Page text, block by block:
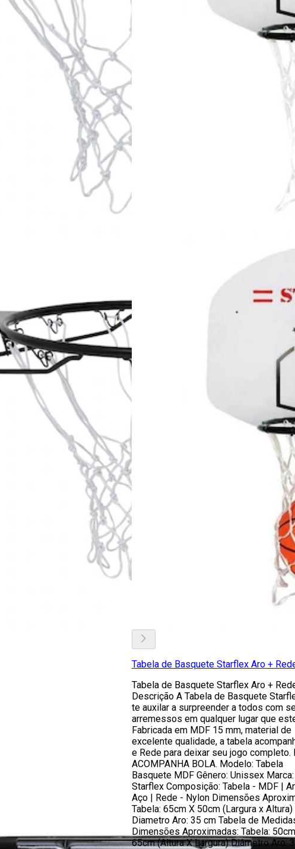
Tabela de Basquete Starflex Aro +
Tabela de Basquete Starflex Aro +
Descrição A Tabela de Basquete
te auxilar a surpreender a todos com
arremessos em qualquer lugar que
Fabricada em MDF 15 mm, material de
excelente qualidade, a tabela
e Rede para deixar seu jogo completo.
ACOMPANHA BOLA. Modelo: Tabela
Basquete MDF Gênero: Unissex Marca:
Starflex Composição: Tabela - MDF |
Aço | Rede - Nylon Dimensões
Tabela: 65cm X 50cm (Largura x Altura)
Diametro Aro: 35 cm Tabela de
Dimensões Aproximadas: Tabela:
65cm (Altura X Largura) Diâmetro Aro: